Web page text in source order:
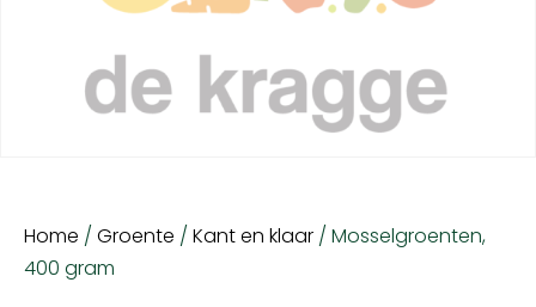
Home / Groente / Kant en klaar / Mosselgroenten,
400 gram